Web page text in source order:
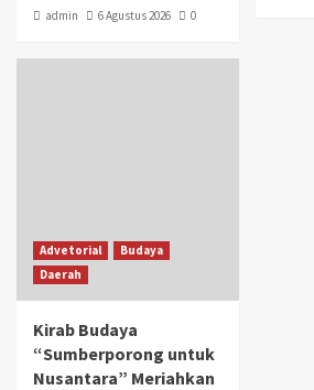
admin 6 Agustus 2026 0
Advetorial
Budaya
Daerah
Kirab Budaya
“Sumberporong untuk
Nusantara” Meriahkan